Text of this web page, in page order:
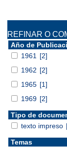
REFINAR O
Año de
1961
[2]
1962 [2]
1965 [1]
1969 [2]
Tipo de
texto impreso
Temas